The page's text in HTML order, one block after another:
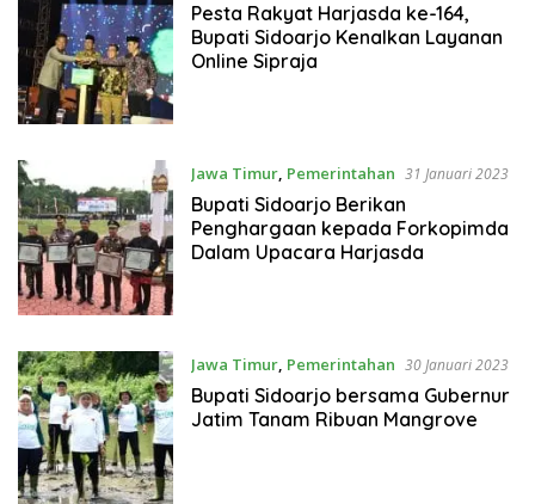
Pesta Rakyat Harjasda ke-164,
Bupati Sidoarjo Kenalkan Layanan
Online Sipraja
Jawa Timur, Pemerintahan 31 Januari 2023
Bupati Sidoarjo Berikan
Penghargaan kepada Forkopimda
Dalam Upacara Harjasda
Jawa Timur, Pemerintahan 30 Januari 2023
Bupati Sidoarjo bersama Gubernur
Jatim Tanam Ribuan Mangrove